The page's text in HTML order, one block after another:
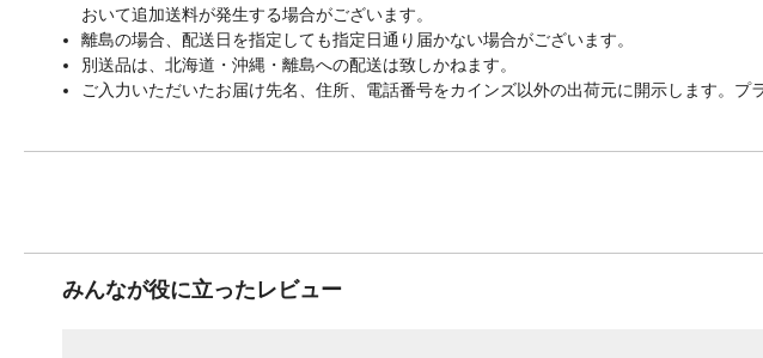
おいて追加送料が発生する場合がございます。
離島の場合、配送日を指定しても指定日通り届かない場合がございます。
別送品は、北海道・沖縄・離島への配送は致しかねます。
ご入力いただいたお届け先名、住所、電話番号をカインズ以外の出荷元に開示します。プ
みんなが役に立ったレビュー